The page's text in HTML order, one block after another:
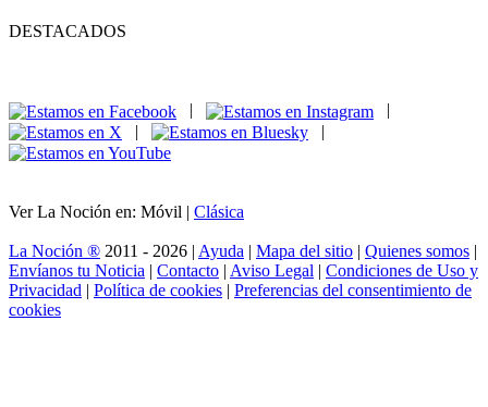
DESTACADOS
|
|
|
|
Ver La Noción en: Móvil | Clásica
La Noción ® 2011 - 2026 | Ayuda | Mapa del sitio | Quienes somos |
Envíanos tu Noticia | Contacto | Aviso Legal | Condiciones de Uso y
Privacidad | Política de cookies | Preferencias del consentimiento de
cookies